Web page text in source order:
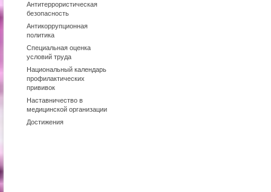
Антитеррористическая
безопасность
Антикоррупционная
политика
Специальная оценка
условий труда
Национальный календарь
профилактических
прививок
Наставничество в
медицинской организации
Достижения